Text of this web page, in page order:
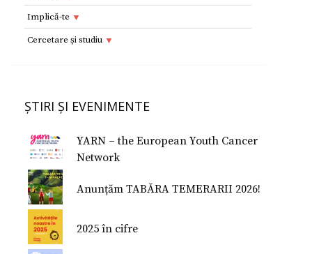
Resurse
Adolescenţi şi tineri
Formularul E 112
Implică-te
Implică-te
Donează
Cercetare și studiu
Conferinţe Medicale
Studiu Temerarii
Nu Mi-e Frică!
ȘTIRI ȘI EVENIMENTE
YARN – the European Youth Cancer
Network
Anunțăm TABĂRA TEMERARII 2026!
2025 în cifre